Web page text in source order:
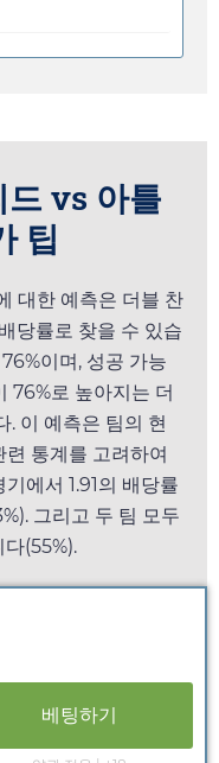
vs 아틀
팁
대한 예측은 더블 찬
당률로 찾을 수 있습
이며, 성공 가능
76%로 높아지는 더
. 이 예측은 팀의 현
통계를 고려하여
기에서 1.91의 배당률
그리고 두 팀 모두
(55%).
베팅하기